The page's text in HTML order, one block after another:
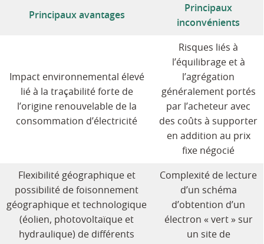
Principaux avantages
Principaux
inconvénients
Impact environnemental élevé
lié à la traçabilité forte de
l’origine renouvelable de la
consommation d’électricité
Risques liés à
l’équilibrage et à
l’agrégation
généralement portés
par l’acheteur avec
des coûts à supporter
en addition au prix
fixe négocié
Flexibilité géographique et
possibilité de foisonnement
géographique et technologique
(éolien, photovoltaïque et
hydraulique) de différents
Complexité de lecture
d’un schéma
d’obtention d’un
électron « vert » sur
un site de